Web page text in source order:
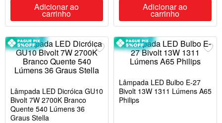
Adicionar ao
carrinho
Adicionar ao
carrinho
Lâmpada LED Dicróica GU10
Bivolt 7W 2700K Branco
Quente 540 Lúmens 36
Graus Stella
Lâmpada LED Bulbo E-27
Bivolt 13W 1311 Lúmens A65
Philips